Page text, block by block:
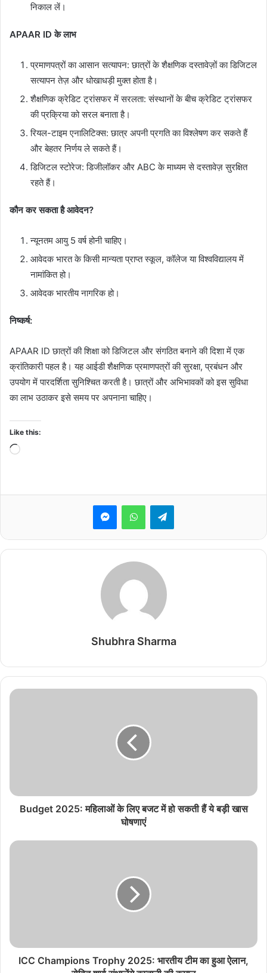
निकाल लें।
APAAR ID के लाभ
प्रमाणपत्रों का आसान सत्यापन: छात्रों के शैक्षणिक दस्तावेज़ों का डिजिटल
सत्यापन तेज़ और धोखाधड़ी मुक्त होता है।
शैक्षणिक क्रेडिट ट्रांसफर में सरलता: संस्थानों के बीच क्रेडिट ट्रांसफर
की प्रक्रिया को सरल बनाता है।
रियल-टाइम एनालिटिक्स: छात्र अपनी प्रगति का विश्लेषण कर सकते हैं
और बेहतर निर्णय ले सकते हैं।
डिजिटल स्टोरेज: डिजीलॉकर और ABC के माध्यम से दस्तावेज़ सुरक्षित
रहते हैं।
कौन कर सकता है आवेदन?
न्यूनतम आयु 5 वर्ष होनी चाहिए।
आवेदक भारत के किसी मान्यता प्राप्त स्कूल, कॉलेज या विश्वविद्यालय में
नामांकित हो।
आवेदक भारतीय नागरिक हो।
निष्कर्ष:
APAAR ID छात्रों की शिक्षा को डिजिटल और संगठित बनाने की दिशा में एक
क्रांतिकारी पहल है। यह आईडी शैक्षणिक प्रमाणपत्रों की सुरक्षा, प्रबंधन और
उपयोग में पारदर्शिता सुनिश्चित करती है। छात्रों और अभिभावकों को इस सुविधा
का लाभ उठाकर इसे समय पर अपनाना चाहिए।
Like this:
Loading…
MessengerWhatsAppTelegram
Shubhra Sharma
Budget 2025: महिलाओं के लिए बजट में हो सकती हैं ये बड़ी खास
घोषणाएं
ICC Champions Trophy 2025: भारतीय टीम का हुआ ऐलान,